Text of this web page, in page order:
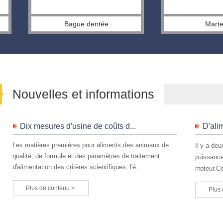
Bague dentée Marteau
Mécanisme de la presse Disque du
Nouvelles et informations
Dix mesures d′usine de coûts d...
Les matières premières pour aliments des animaux de
qualité, de formule et des paramètres de traitement
d′alimentation des critères scientifiques, l′é...
Plus de contenu >
Il y a
Plus